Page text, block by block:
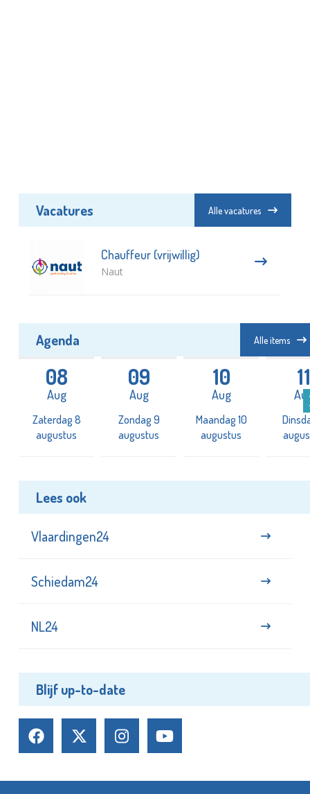
Vacatures Alle vacatures
Chauffeur (vrijwillig)
Naut
Agenda Alle items
08
Aug
Zaterdag 8
augustus
09
Aug
Zondag 9
augustus
10
Aug
Maandag 10
augustus
11
Lees ook
Vlaardingen24
Schiedam24
NL24
Blijf up-to-date